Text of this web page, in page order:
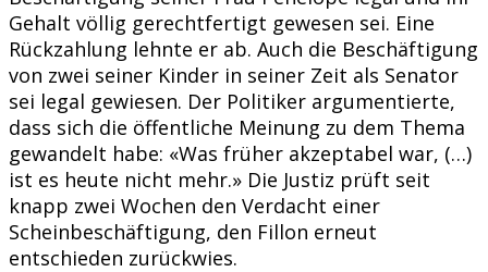
Gehalt völlig gerechtfertigt gewesen sei. Eine
Rückzahlung lehnte er ab. Auch die Beschäftigung
von zwei seiner Kinder in seiner Zeit als Senator
sei legal gewiesen. Der Politiker argumentierte,
dass sich die öffentliche Meinung zu dem Thema
gewandelt habe: «Was früher akzeptabel war, (…)
ist es heute nicht mehr.» Die Justiz prüft seit
knapp zwei Wochen den Verdacht einer
Scheinbeschäftigung, den Fillon erneut
entschieden zurückwies.